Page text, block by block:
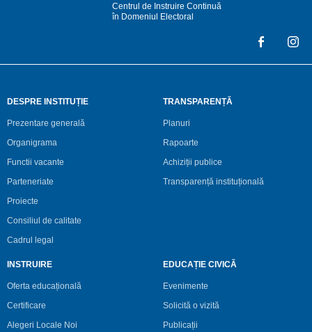
Centrul de Instruire Continuă
în Domeniul Electoral
DESPRE INSTITUȚIE
Prezentare generală
Organigrama
Functii vacante
Parteneriate
Proiecte
Consiliul de calitate
Cadrul legal
TRANSPARENȚĂ
Planuri
Rapoarte
Achiziții publice
Transparență instituțională
INSTRUIRE
Oferta educațională
Certificare
Alegeri Locale Noi
EDUCAȚIE CIVICĂ
Evenimente
Solicită o vizită
Publicații